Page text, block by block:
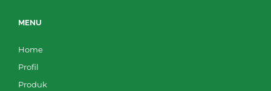
MENU
Home
Profil
Produk